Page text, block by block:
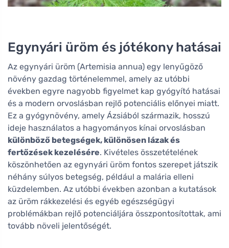
Egynyári üröm és jótékony hatásai
Az egynyári üröm (Artemisia annua) egy lenyűgöző
növény gazdag történelemmel, amely az utóbbi
években egyre nagyobb figyelmet kap gyógyító hatásai
és a modern orvoslásban rejlő potenciális előnyei miatt.
Ez a gyógynövény, amely Ázsiából származik, hosszú
ideje használatos a hagyományos kínai orvoslásban
különböző betegségek, különösen lázak és
fertőzések kezelésére. Kivételes összetételének
köszönhetően az egynyári üröm fontos szerepet játszik
néhány súlyos betegség, például a malária elleni
küzdelemben. Az utóbbi években azonban a kutatások
az üröm rákkezelési és egyéb egészségügyi
problémákban rejlő potenciáljára összpontosítottak, ami
tovább növeli jelentőségét.